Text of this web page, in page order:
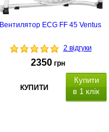
Вентилятор ECG FF 45 Ventus
2 відгуки
2350 грн
КУПИТИ
Купити
в 1 клік